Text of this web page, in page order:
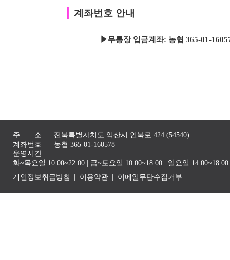
계좌번호 안내
▶무통장 입금계좌: 농협 365-01-
주 소
전북특별자치도 익산시 인북로 424 (54540)
계좌번호
농협 365-01-160578
운영시간
화~목요일 10:00~22:00 | 금~토요일 10:00~18:00 | 일요일
개인정보취급방침
이용약관 이메일무단수집거부